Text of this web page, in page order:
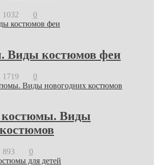
1032 0
Виды костюмов феи
1719 0
костюмы. Виды
893 0